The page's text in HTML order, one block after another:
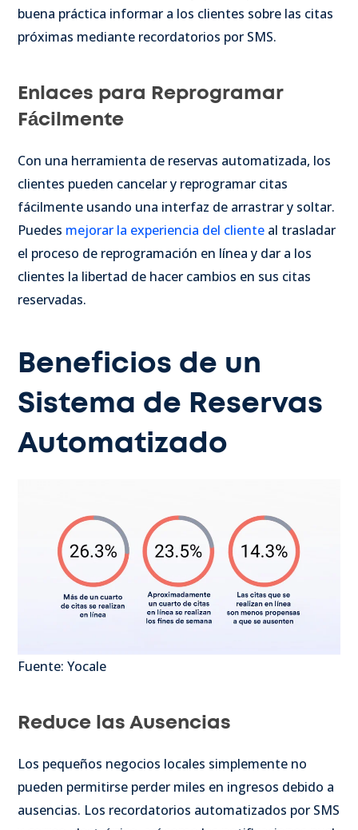
buena práctica informar a los clientes sobre las citas
próximas mediante recordatorios por SMS.
Enlaces para Reprogramar
Fácilmente
Con una herramienta de reservas automatizada, los
clientes pueden cancelar y reprogramar citas
fácilmente usando una interfaz de arrastrar y soltar.
Puedes mejorar la experiencia del cliente al trasladar
el proceso de reprogramación en línea y dar a los
clientes la libertad de hacer cambios en sus citas
reservadas.
Beneficios de un
Sistema de Reservas
Automatizado
Fuente: Yocale
Reduce las Ausencias
Los pequeños negocios locales simplemente no
pueden permitirse perder miles en ingresos debido a
ausencias. Los recordatorios automatizados por SMS